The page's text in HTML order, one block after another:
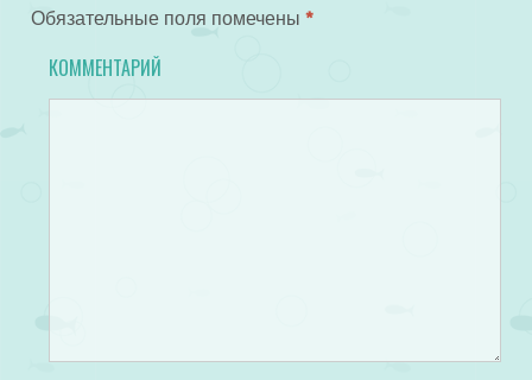
Обязательные поля помечены *
КОММЕНТАРИЙ